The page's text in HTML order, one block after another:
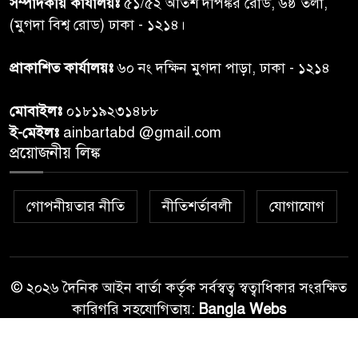
অনুশ্রীর, মিলল হারমোনিয়াম
উপহার
২০ আগস্ট রাষ্ট্রপতি নির্বাচন,
বান্দরবান বিজিবি সেক্টর সদর দপ্তর
৯
বান্দরবানের লংলেই পাড়ায়
পাম্প উদ্বোধন
(মুগদা বিশ্ব রোড) ঢাকা - ১২১৪।
প্রাকাশিত কার্যালয়ঃ৬০ নং দক্ষিন মুগদা পাড়া, ঢাকা - ১২১৪
মোবাইলঃ ০১৮১৯২৩১৪৮৮
ই-মেইলঃ ainbartabd @gmail.com
প্রয়োজনীয় লিঙ্ক
গোপনীয়তার নীতি নীতিশর্তাবলী যোগাযোগ
© ২০২৬ দৈনিক আইন বার্তা কর্তৃক সর্বস্বত্ব স্বত্বাধিকার সংরক্ষিত
কারিগরি সহযোগিতায়: Bangla Webs